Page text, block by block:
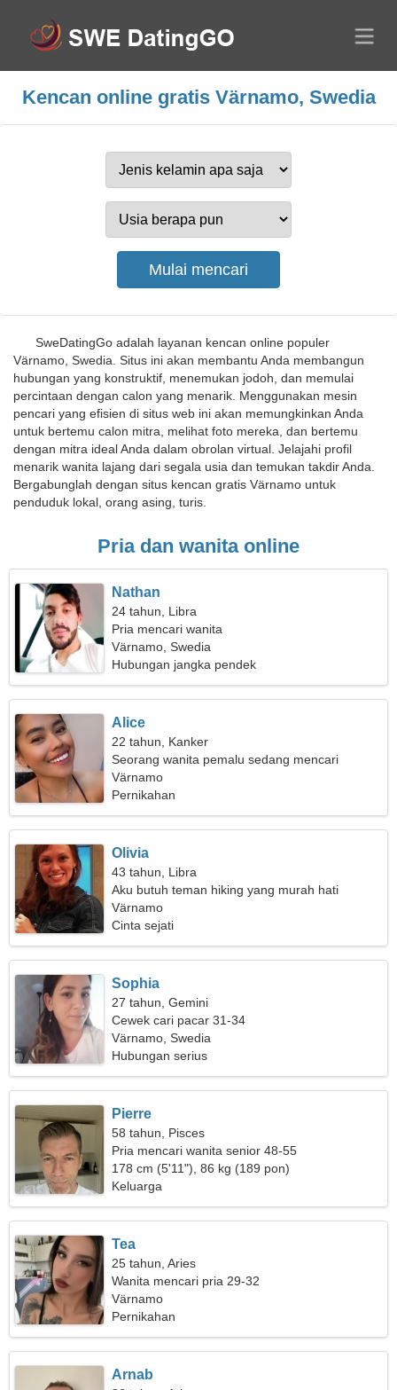
Kencan online gratis Värnamo, Swedia
SweDatingGo adalah layanan kencan online populer
Värnamo, Swedia. Situs ini akan membantu Anda membangun
hubungan yang konstruktif, menemukan jodoh, dan memulai
percintaan dengan calon yang menarik. Menggunakan mesin
pencari yang efisien di situs web ini akan memungkinkan Anda
untuk bertemu calon mitra, melihat foto mereka, dan bertemu
dengan mitra ideal Anda dalam obrolan virtual. Jelajahi profil
menarik wanita lajang dari segala usia dan temukan takdir Anda.
Bergabunglah dengan situs kencan gratis Värnamo untuk
penduduk lokal, orang asing, turis.
Pria dan wanita online
Nathan
24 tahun, Libra
Pria mencari wanita
Värnamo, Swedia
Hubungan jangka pendek
Alice
22 tahun, Kanker
Seorang wanita pemalu sedang mencari
seseorang seperti Anda
Värnamo
Pernikahan
Olivia
43 tahun, Libra
Aku butuh teman hiking yang murah hati
Värnamo
Cinta sejati
Sophia
27 tahun, Gemini
Cewek cari pacar 31-34
Värnamo, Swedia
Hubungan serius
Pierre
58 tahun, Pisces
Pria mencari wanita senior 48-55
178 cm (5'11"), 86 kg (189 pon)
Keluarga
Tea
25 tahun, Aries
Wanita mencari pria 29-32
Värnamo
Pernikahan
Arnab